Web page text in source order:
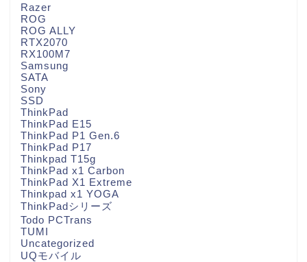
Razer
ROG
ROG ALLY
RTX2070
RX100M7
Samsung
SATA
Sony
SSD
ThinkPad
ThinkPad E15
ThinkPad P1 Gen.6
ThinkPad P17
Thinkpad T15g
ThinkPad x1 Carbon
ThinkPad X1 Extreme
Thinkpad x1 YOGA
ThinkPadシリーズ
Todo PCTrans
TUMI
Uncategorized
UQモバイル